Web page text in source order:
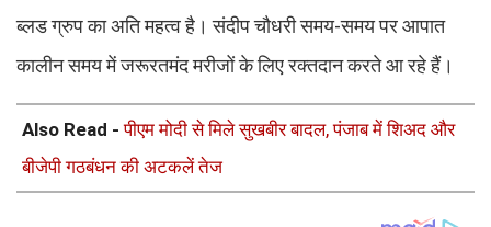
ब्लड ग्रुप का अति महत्व है। संदीप चौधरी समय-समय पर आपात
कालीन समय में जरूरतमंद मरीजों के लिए रक्तदान करते आ रहे हैं।
Also Read -पीएम मोदी से मिले सुखबीर बादल, पंजाब में शिअद और
बीजेपी गठबंधन की अटकलें तेज